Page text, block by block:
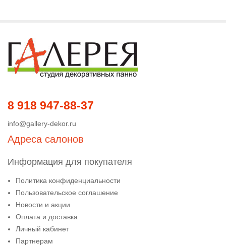
8 918 947-88-37
info@gallery-dekor.ru
Адреса салонов
Информация для покупателя
Политика конфиденциальности
Пользовательское соглашение
Новости и акции
Оплата и доставка
Личный кабинет
Партнерам